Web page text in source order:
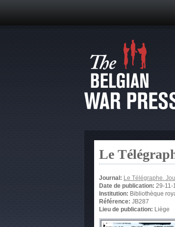
Le
Journal: Le Télégraphe.
Date de publication: 29-11-
Institution: Bibliothèque
Référence: JB287
Lieu de publication: Liège